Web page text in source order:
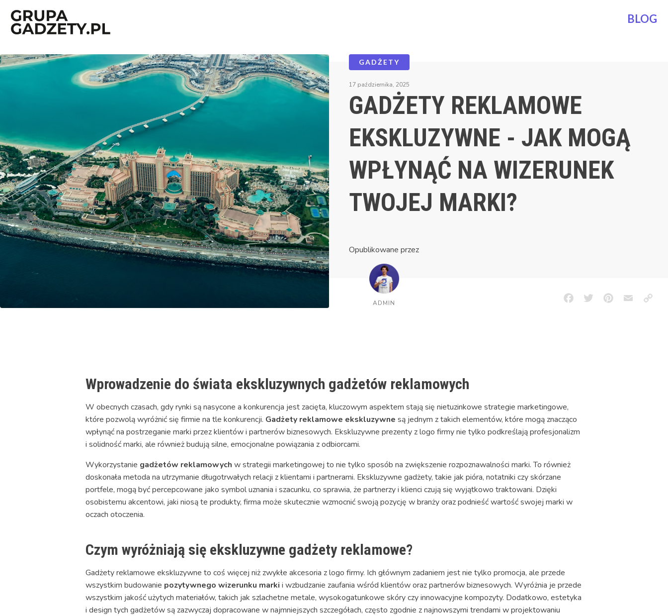
BLOG
GADŻETY
17 października, 2025
GADŻETY REKLAMOWE
EKSKLUZYWNE - JAK MOGĄ
WPŁYNĄĆ NA WIZERUNEK
TWOJEJ MARKI?
Opublikowane przez
ADMIN FacebookTwitterPinterestEmailCopy
Wprowadzenie do świata ekskluzywnych gadżetów reklamowych
W obecnych czasach, gdy rynki są nasycone a konkurencja jest zacięta, kluczowym aspektem stają się nietuzinkowe strategie marketingowe,
które pozwolą wyróżnić się firmie na tle konkurencji. Gadżety reklamowe ekskluzywne są jednym z takich elementów, które mogą znacząco
wpłynąć na postrzeganie marki przez klientów i partnerów biznesowych. Ekskluzywne prezenty z logo firmy nie tylko podkreślają profesjonalizm
i solidność marki, ale również budują silne, emocjonalne powiązania z odbiorcami.
Wykorzystanie gadżetów reklamowych w strategii marketingowej to nie tylko sposób na zwiększenie rozpoznawalności marki. To również
doskonała metoda na utrzymanie długotrwałych relacji z klientami i partnerami. Ekskluzywne gadżety, takie jak pióra, notatniki czy skórzane
portfele, mogą być percepcowane jako symbol uznania i szacunku, co sprawia, że partnerzy i klienci czują się wyjątkowo traktowani. Dzięki
osobistemu akcentowi, jaki niosą te produkty, firma może skutecznie wzmocnić swoją pozycję w branży oraz podnieść wartość swojej marki w
oczach otoczenia.
Czym wyróżniają się ekskluzywne gadżety reklamowe?
Gadżety reklamowe ekskluzywne to coś więcej niż zwykłe akcesoria z logo firmy. Ich głównym zadaniem jest nie tylko promocja, ale przede
wszystkim budowanie pozytywnego wizerunku marki i wzbudzanie zaufania wśród klientów oraz partnerów biznesowych. Wyróżnia je przede
wszystkim jakość użytych materiałów, takich jak szlachetne metale, wysokogatunkowe skóry czy innowacyjne kompozyty. Dodatkowo, estetyka
i design tych gadżetów są zazwyczaj dopracowane w najmniejszych szczegółach, często zgodnie z najnowszymi trendami w projektowaniu